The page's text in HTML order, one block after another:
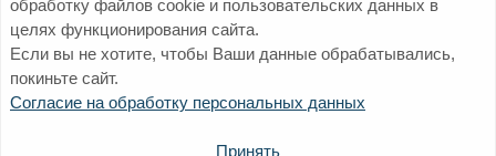
Официальный сайт ФГБУ «НМИЦ ТО им. Р.Р. Вредена»
Минздрава России
обработку файлов cookie и пользовательских данных в
целях функционирования сайта.
Если вы не хотите, чтобы Ваши данные обрабатывались,
покиньте сайт.
Согласие на обработку персональных данных
Принять